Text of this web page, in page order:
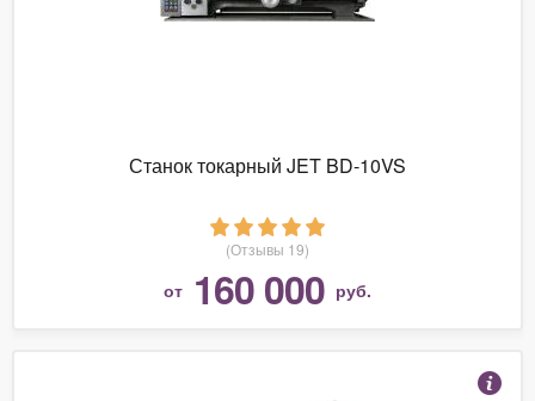
Станок токарный JET BD-10VS
(Отзывы 19)
от 160 000 руб.